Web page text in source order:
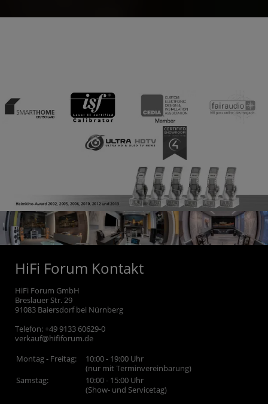
HiFi Forum Kontakt
HiFi Forum GmbH
Breslauer Str. 29
91083 Baiersdorf bei Nürnberg
Telefon:+49 9133 60629-0
verkauf@hififorum.de
Montag - Freitag:
10:00 - 19:00 Uhr
(nur mit Terminvereinbarung)
Samstag:
10:00 - 15:00 Uhr
(Show- und Servicetag)